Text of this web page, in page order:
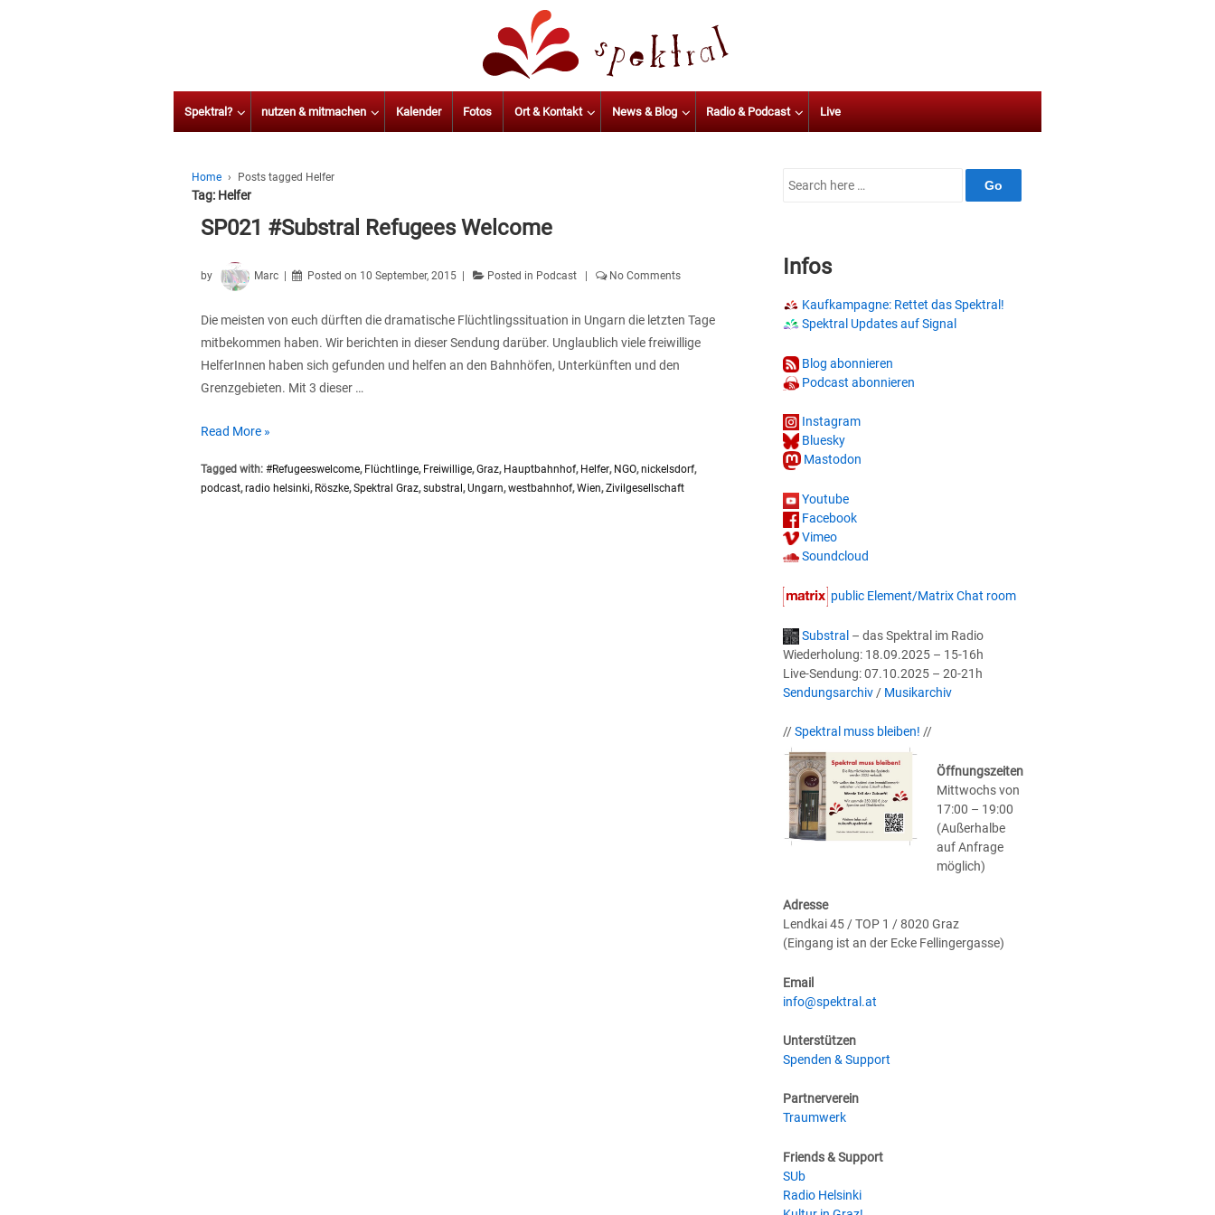
Spektral? nutzen & mitmachen Kalender Fotos Ort & Kontakt News & Blog Radio & Podcast Live
Home › Posts tagged Helfer
Tag: Helfer
SP021 #Substral Refugees Welcome
by Marc Posted on 10 September, 2015 Posted in Podcast No Comments
Die meisten von euch dürften die dramatische Flüchtlingssituation in Ungarn die letzten Tage
mitbekommen haben. Wir berichten in dieser Sendung darüber. Unglaublich viele freiwillige
HelferInnen haben sich gefunden und helfen an den Bahnhöfen, Unterkünften und den
Grenzgebieten. Mit 3 dieser …
SP021
Refugees
Welcome
Read More »
Tagged with: #Refugeeswelcome, Flüchtlinge, Freiwillige,Graz, Hauptbahnhof, Helfer, NGO,nickelsdorf,
podcast,radio helsinki, Röszke,Spektral Graz,substral ,Ungarn,westbahnhof,Wien,Zivilgesellschaft
Search
Infos
Kaufkampagne: Rettet das Spektral!
Spektral Updates auf Signal
Blog abonnieren
Podcast abonnieren
Instagram
Bluesky
Mastodon
Youtube
Facebook
Vimeo
Soundcloud
public Element/Matrix Chat room
Substral – das Spektral im Radio
Wiederholung: 18.09.2025 – 15-16h
Live-Sendung: 07.10.2025 – 20-21h
Sendungsarchiv/ Musikarchiv
//Spektral muss bleiben! //
Öffnungszeiten
Mittwochs von
17:00 – 19:00
(Außerhalbe
auf Anfrage
möglich)
Adresse
Lendkai 45 / TOP 1 / 8020 Graz
(Eingang ist an der Ecke Fellingergasse)
Email
info@spektral.at
Unterstützen
Spenden & Support
Partnerverein
Traumwerk
Friends & Support
SUb
Radio Helsinki